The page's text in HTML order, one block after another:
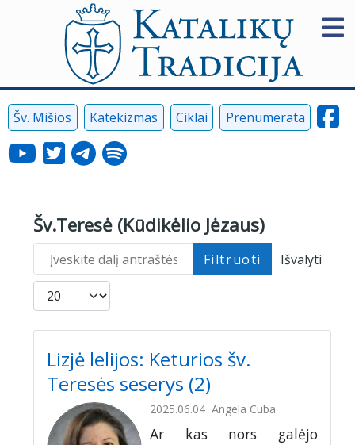
Šv. Mišios Katekizmas Ciklai Prenumerata
Šv.Teresė (Kūdikėlio Jėzaus)
Įveskite dalį antraštės Filtruoti
Išvalyti
Rodyti po
Lizjė lelijos: Keturios šv.
Teresės seserys (2)
2025.06.04 Angela Cuba
Ar kas nors galėjo